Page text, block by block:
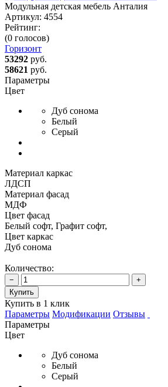
Модульная детская мебель Анталия
Артикул: 4554
Рейтинг:
(0 голосов)
Горизонт
53292 руб.
58621 руб.
Параметры
Цвет
Дуб сонома
Белый
Серый
Материал каркас
ЛДСП
Материал фасад
МДФ
Цвет фасад
Белый софт, Графит софт,
Цвет каркас
Дуб сонома
Количество:
−
+
Купить
Купить в 1 клик
Параметры Модификации Отзывы
Параметры
Цвет
Дуб сонома
Белый
Серый